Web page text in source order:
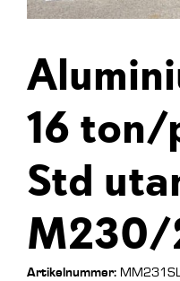
16 ton/
Std
M230/
Artikelnummer: